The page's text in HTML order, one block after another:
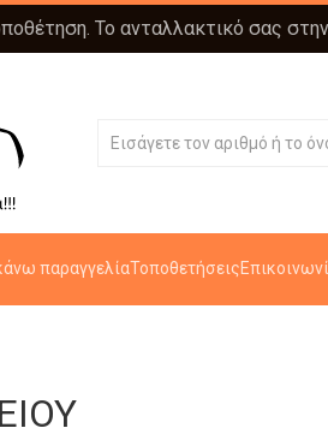
Το ανταλλακτικό σας
παραγγελίαΤοποθετήσεις